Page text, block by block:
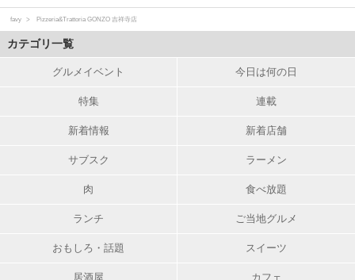
favy Pizzeria&Trattoria GONZO 吉祥寺店
カテゴリ一覧
グルメイベント 今日は何の日
特集 連載
新着情報 新着店舗
サブスク ラーメン
肉 食べ放題
ランチ ご当地グルメ
おもしろ・話題 スイーツ
居酒屋 カフェ